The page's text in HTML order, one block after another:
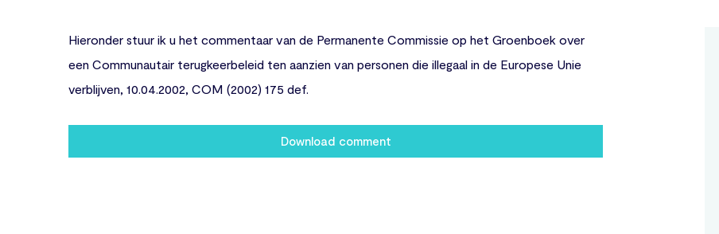
Hieronder stuur ik u het commentaar van de Permanente Commissie op het Groenboek over
een Communautair terugkeerbeleid ten aanzien van personen die illegaal in de Europese Unie
verblijven, 10.04.2002, COM (2002) 175 def.
Download comment